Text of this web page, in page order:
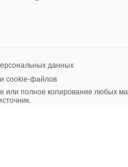
данных
cookie-файлов
или полное копирование любых